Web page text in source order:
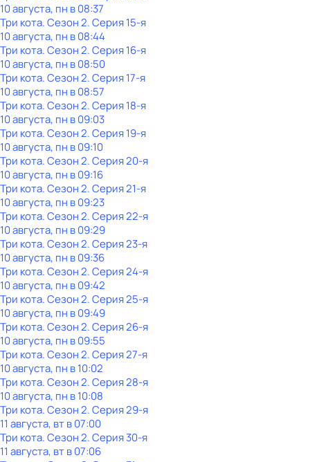
10 августа, пн в 08:37
Три кота. Сезон 2. Серия 15-я
10 августа, пн в 08:44
Три кота. Сезон 2. Серия 16-я
10 августа, пн в 08:50
Три кота. Сезон 2. Серия 17-я
10 августа, пн в 08:57
Три кота. Сезон 2. Серия 18-я
10 августа, пн в 09:03
Три кота. Сезон 2. Серия 19-я
10 августа, пн в 09:10
Три кота. Сезон 2. Серия 20-я
10 августа, пн в 09:16
Три кота. Сезон 2. Серия 21-я
10 августа, пн в 09:23
Три кота. Сезон 2. Серия 22-я
10 августа, пн в 09:29
Три кота. Сезон 2. Серия 23-я
10 августа, пн в 09:36
Три кота. Сезон 2. Серия 24-я
10 августа, пн в 09:42
Три кота. Сезон 2. Серия 25-я
10 августа, пн в 09:49
Три кота. Сезон 2. Серия 26-я
10 августа, пн в 09:55
Три кота. Сезон 2. Серия 27-я
10 августа, пн в 10:02
Три кота. Сезон 2. Серия 28-я
10 августа, пн в 10:08
Три кота. Сезон 2. Серия 29-я
11 августа, вт в 07:00
Три кота. Сезон 2. Серия 30-я
11 августа, вт в 07:06